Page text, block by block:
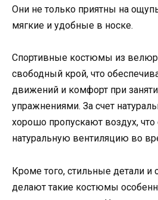
Они не только приятны на
мягкие и удобные в носке.
Спортивные костюмы из
свободный крой, что
движений и комфорт при
упражнениями. За счет
хорошо пропускают воздух, что
натуральную вентиляцию во
Кроме того, стильные детали и
делают такие костюмы